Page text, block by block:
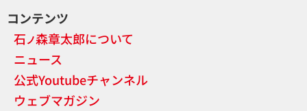
コンテンツ
石ノ森章太郎について
ニュース
公式Youtubeチャンネル
ウェブマガジン